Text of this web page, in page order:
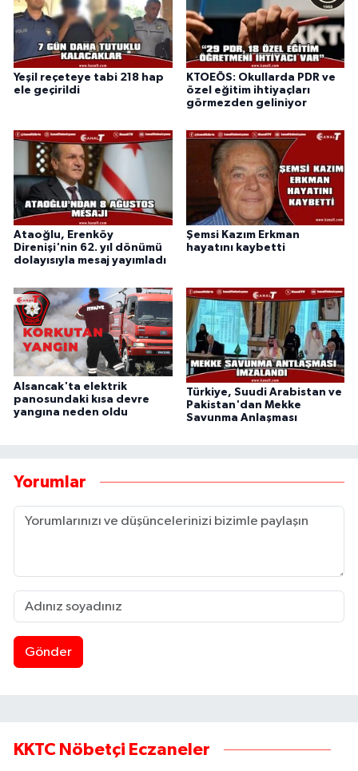
Yeşil reçeteye tabi 218 hap
ele geçirildi
KTOEÖS: Okullarda PDR ve
özel eğitim ihtiyaçları
görmezden geliniyor
Ataoğlu, Erenköy
Direnişi'nin 62. yıl dönümü
dolayısıyla mesaj yayımladı
Şemsi Kazım Erkman
hayatını kaybetti
Alsancak'ta elektrik
panosundaki kısa devre
yangına neden oldu
Türkiye, Suudi Arabistan ve
Pakistan'dan Mekke
Savunma Anlaşması
Yorumlar
Gönder
KKTC Nöbetçi Eczaneler